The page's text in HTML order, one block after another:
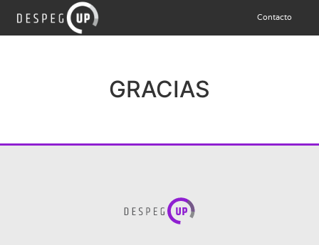
Contacto
GRACIAS